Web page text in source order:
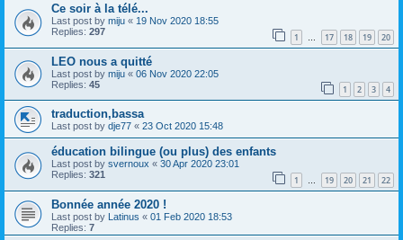
Ce soir à la télé...
Last post by miju « 19 Nov 2020 18:55
Replies: 297 1 … 17 18 19 20
LEO nous a quitté
Last post by miju « 06 Nov 2020 22:05
Replies: 45 1 2 3 4
traduction,bassa
Last post by dje77 « 23 Oct 2020 15:48
éducation bilingue (ou plus) des enfants
Last post by svernoux « 30 Apr 2020 23:01
Replies: 321 1 … 19 20 21 22
Bonnée année 2020 !
Last post by Latinus « 01 Feb 2020 18:53
Replies: 7